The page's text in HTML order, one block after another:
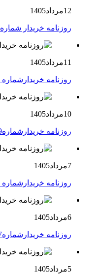
12مرداد1405
روزنامه خریدار شماره2201
11مرداد1405
روزنامه خریدارشماره 2200
10مرداد1405
روزنامه خریدارشماره2199
7مرداد1405
روزنامه خریدارشماره 2198
6مرداد1405
روزنامه خریدارشماره2197
5مرداد1405